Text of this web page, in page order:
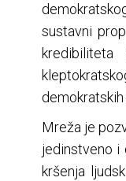
sustavni
Mreža je
jedinstveno i
kršenja